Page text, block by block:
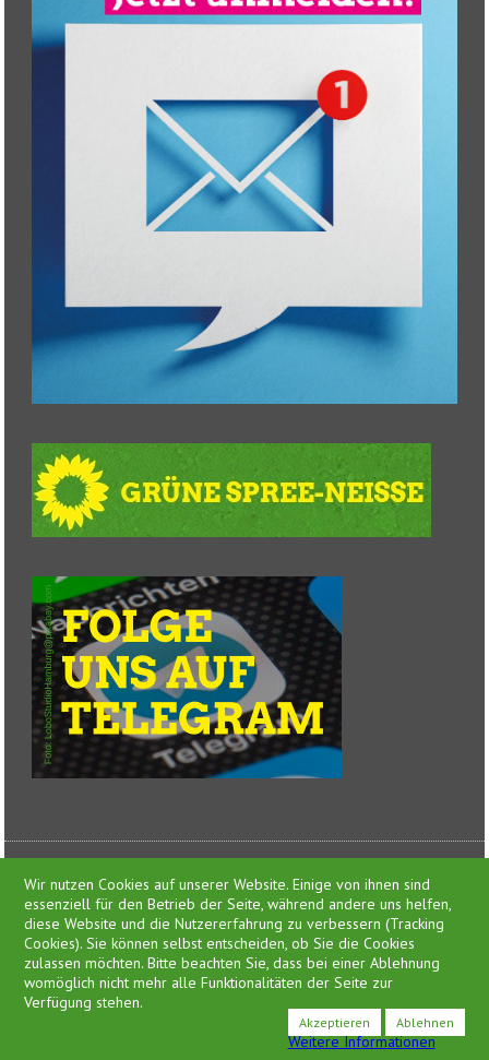
Presse
Impressum
Datenschutzerklärung
Wir nutzen Cookies auf unserer Website. Einige von ihnen sind
essenziell für den Betrieb der Seite, während andere uns helfen,
diese Website und die Nutzererfahrung zu verbessern (Tracking
Cookies). Sie können selbst entscheiden, ob Sie die Cookies
zulassen möchten. Bitte beachten Sie, dass bei einer Ablehnung
womöglich nicht mehr alle Funktionalitäten der Seite zur
Verfügung stehen.
Akzeptieren Ablehnen
Weitere Informationen